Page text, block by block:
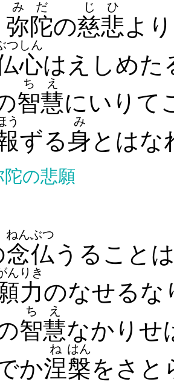
弥陀
みだ
の慈悲
じひ
よ
つ
心
しん
は​え​しめ​た
智慧
ちえ
に​いり​て​
う
ずる身
み
と​は​な
陀の悲願
念仏
ねんぶつ
うる​こと​
力
んりき
の​なせ​る​な
智慧
ちえ
なかり​せ
か涅
ね
槃
はん
を​さと